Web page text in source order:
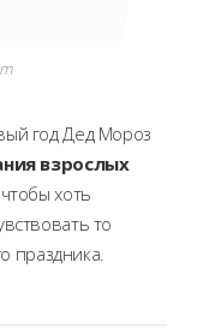
год Дед Мороз
взрослых
хоть
то
праздника.